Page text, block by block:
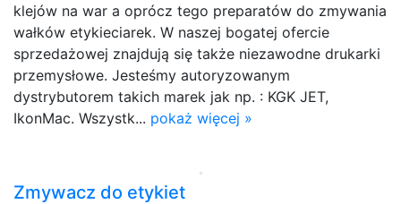
klejów na war a oprócz tego preparatów do zmywania
wałków etykieciarek. W naszej bogatej ofercie
sprzedażowej znajdują się także niezawodne drukarki
przemysłowe. Jesteśmy autoryzowanym
dystrybutorem takich marek jak np. : KGK JET,
IkonMac. Wszystk... pokaż więcej »
Zmywacz do etykiet